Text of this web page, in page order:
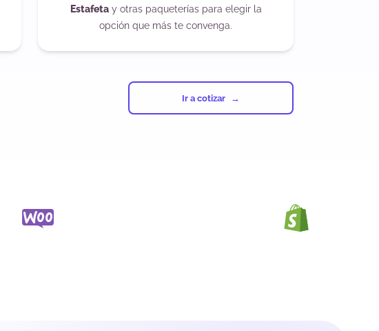
Estafetay otras paqueterías para elegir la
opción que más te convenga.
Ir a cotizar